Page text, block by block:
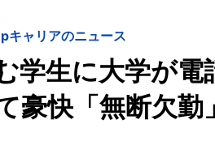
キャリアのニュース
学生に大学が
豪快「無断欠勤」